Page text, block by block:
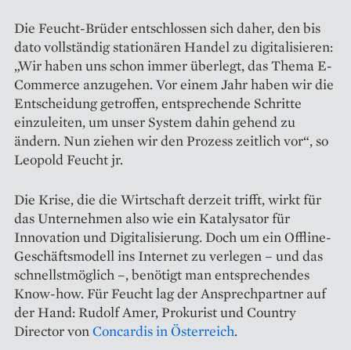
Die Feucht-Brüder entschlossen sich daher, den bis
dato vollständig stationären Handel zu digitalisieren:
„Wir haben uns schon immer überlegt, das Thema E-
Commerce anzugehen. Vor einem Jahr haben wir die
Entscheidung getroffen, entsprechende Schritte
einzuleiten, um unser System dahin gehend zu
ändern. Nun ziehen wir den Prozess zeitlich vor“, so
Leopold Feucht jr.
Die Krise, die die Wirtschaft derzeit trifft, wirkt für
das Unter­nehmen also wie ein Katalysator für
Innovation und Digitalisierung. Doch um ein Offline-
Geschäfts­modell ins Internet zu verlegen – und das
schnellstmöglich –, benötigt man entsprechendes
Know-how. Für Feucht lag der Ansprechpartner auf
der Hand: Rudolf Amer, Prokurist und Country
Director vonConcardis in Österreich.